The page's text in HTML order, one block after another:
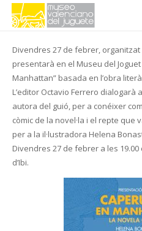
Divendres 27 de febrer,
presentarà en el Museu del
Manhattan” basada en l’obra
L’editor Octavio Ferrero dialogarà
autora del guió, per a conéixer
còmic de la novel·la i el repte que
per a la il·lustradora Helena
Divendres 27 de febrer a les
d’Ibi.